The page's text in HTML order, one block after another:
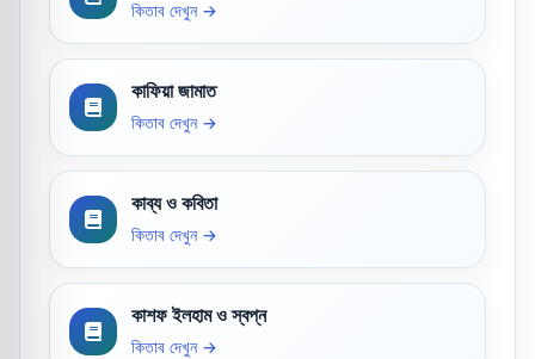
কিতাব দেখুন →
কাফিয়া জামাত
কিতাব দেখুন →
কাব্য ও কবিতা
কিতাব দেখুন →
কাশফ ইলহাম ও স্বপ্ন
কিতাব দেখুন →